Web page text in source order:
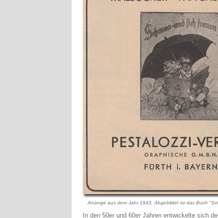
Anzeige aus dem Jahr 1943, Abgebildet ist das Buch
In den 50er und 60er Jahren entwickelte sich